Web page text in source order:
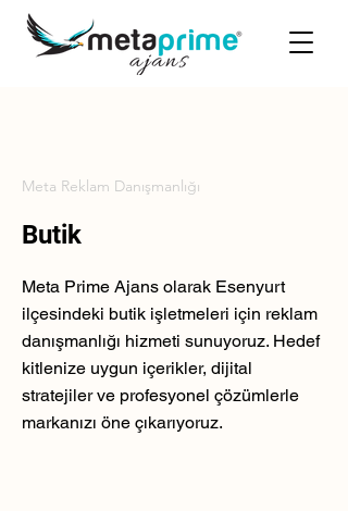
Meta Reklam Danışmanlığı
Butik
Meta Prime Ajans olarak Esenyurt
ilçesindeki butik işletmeleri için reklam
danışmanlığı hizmeti sunuyoruz. Hedef
kitlenize uygun içerikler, dijital
stratejiler ve profesyonel çözümlerle
markanızı öne çıkarıyoruz.